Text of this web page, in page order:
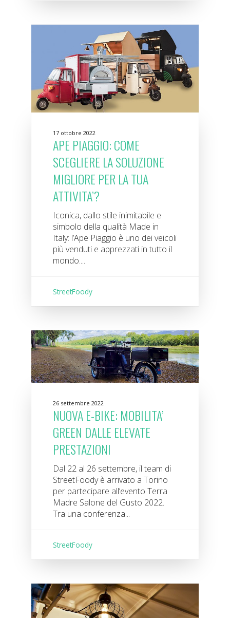
17 ottobre 2022
APE PIAGGIO: COME
SCEGLIERE LA SOLUZIONE
MIGLIORE PER LA TUA
ATTIVITA’?
Iconica, dallo stile inimitabile e
simbolo della qualità Made in
Italy: l’Ape Piaggio è uno dei veicoli
più venduti e apprezzati in tutto il
mondo....
StreetFoody
26 settembre 2022
NUOVA E-BIKE: MOBILITA’
GREEN DALLE ELEVATE
PRESTAZIONI
Dal 22 al 26 settembre, il team di
StreetFoody è arrivato a Torino
per partecipare all’evento Terra
Madre Salone del Gusto 2022.
Tra una conferenza...
StreetFoody